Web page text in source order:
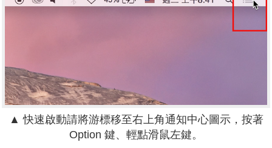
▲快速啟動請將游標移至右上角通知中心圖示，按著
Option 鍵、輕點滑鼠左鍵。